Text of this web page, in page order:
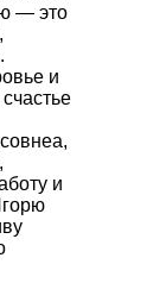
— это
и
и